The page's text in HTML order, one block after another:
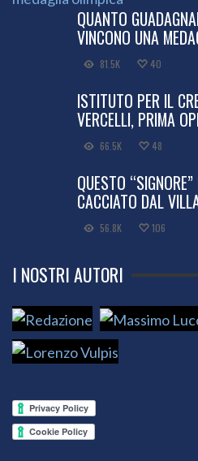
QUANTO
VINCONO UNA
81.5K 40
ISTITUTO PER IL
VERCELLI, PRIMA
66.5K 48
QUESTO
CACCIATO DAL
56.8K 106
I NOSTRI AUTORI